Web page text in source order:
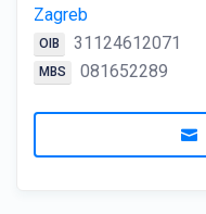
Zagreb
OIB 31124612071
MBS 081652289